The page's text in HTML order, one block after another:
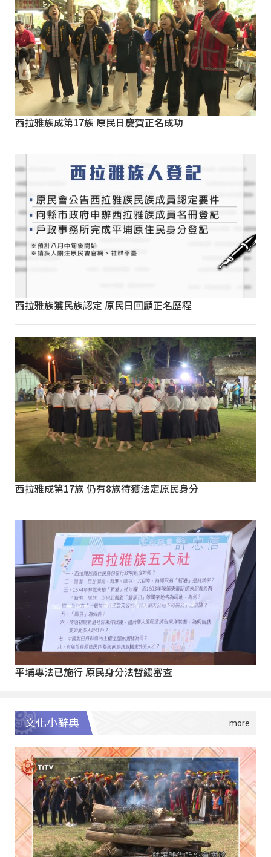
西拉雅族成第17族 原民日慶賀正名成功
西拉雅族獲民族認定 原民日回顧正名歷程
西拉雅成第17族 仍有8族待獲法定原民身分
平埔專法已施行 原民身分法暫緩審查
文化小辭典